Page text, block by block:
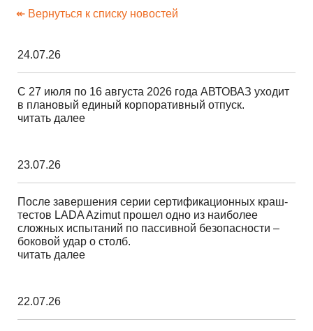
↞ Вернуться к списку новостей
24.07.26
С 27 июля по 16 августа 2026 года АВТОВАЗ уходит
в плановый единый корпоративный отпуск.
читать далее
23.07.26
После завершения серии сертификационных краш-
тестов LADA Azimut прошел одно из наиболее
сложных испытаний по пассивной безопасности –
боковой удар о столб.
читать далее
22.07.26